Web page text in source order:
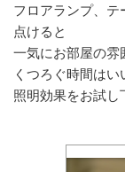
フロアランプ、
点けると
一気にお部屋の雰
くつろぐ時間は
照明効果をお試し